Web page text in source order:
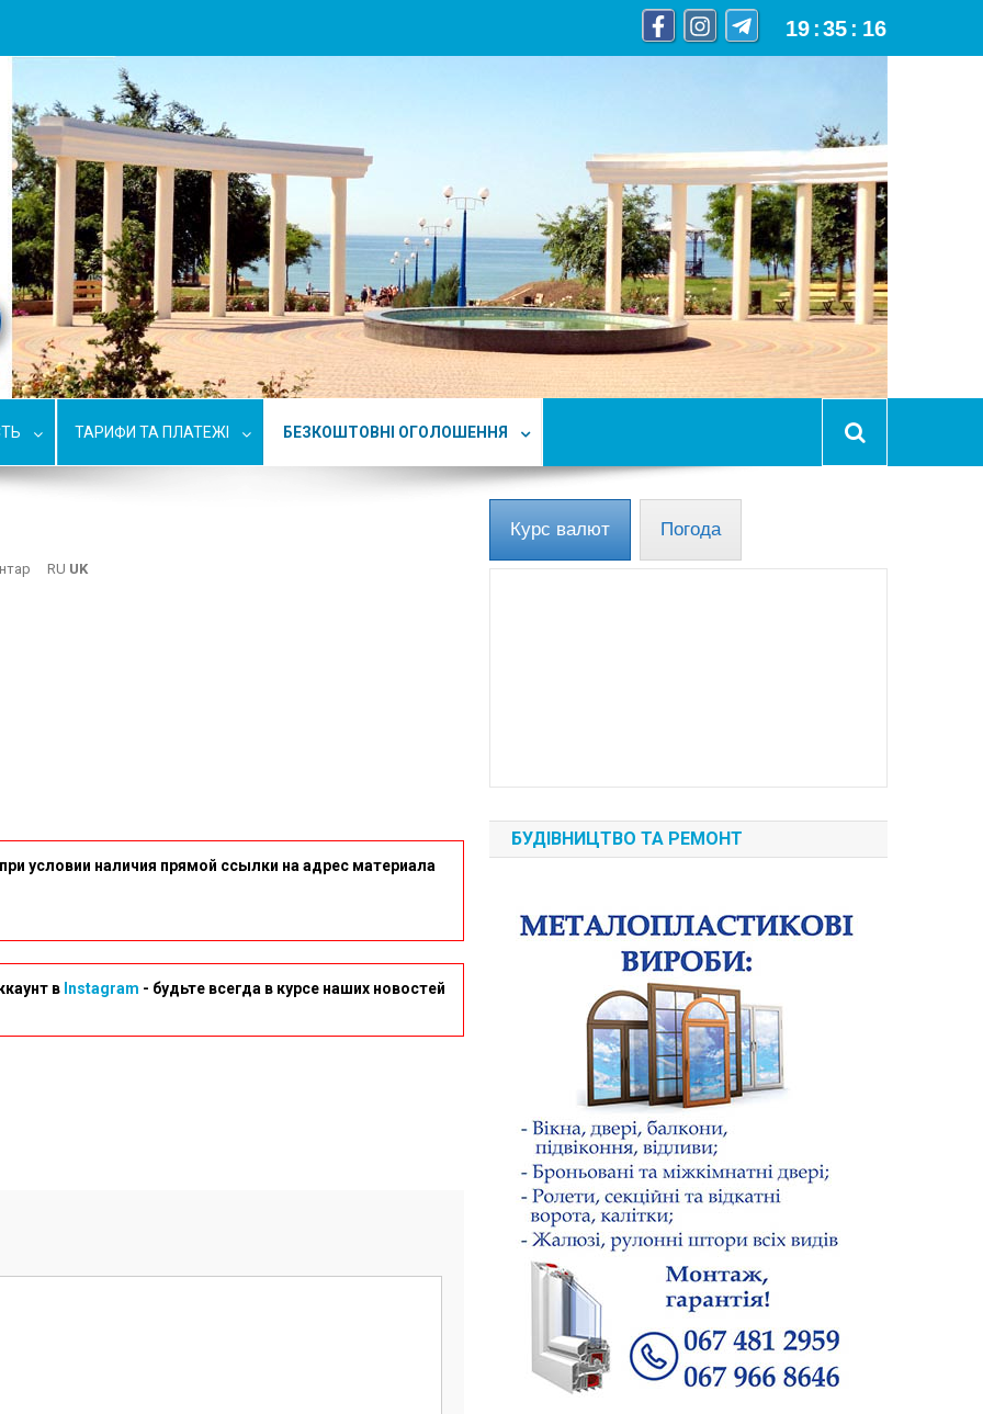
19 :35 : 17
ТАРИФИ ТА ПЛАТЕЖІ БЕЗКОШТОВНІ ОГОЛОШЕННЯ
RU UK
условии наличия прямой ссылки на адрес материала
в Instagram - будьте всегда в курсе наших новостей
Курс валют Погода
БУДІВНИЦТВО ТА РЕМОНТ